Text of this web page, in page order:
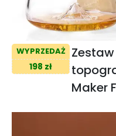
WYPRZEDAŻ
198 zł
Maker